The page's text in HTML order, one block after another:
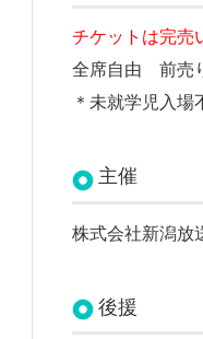
チケットは完売
全席自由 前売
＊未就学児入場
主催
株式会社新潟
後援